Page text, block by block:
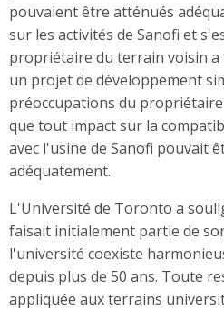
pouvaient être atténués
sur les activités de Sanofi et
propriétaire du terrain voisin
un projet de développement
préoccupations du
que tout impact sur la
avec l'usine de Sanofi pouvait
adéquatement.
L'Université de Toronto a
faisait initialement partie de
l'université coexiste
depuis plus de 50 ans. Toute
appliquée aux terrains